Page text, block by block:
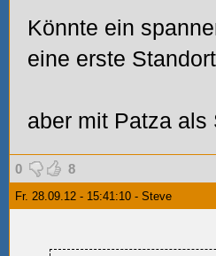
Könnte ein
eine erste
aber mit Patza
0 8
Fr. 28.09.12 - 15:41:10 - Steve